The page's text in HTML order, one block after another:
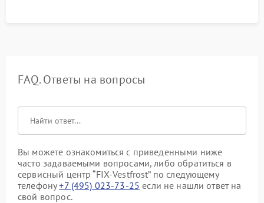
FAQ. Ответы на вопросы
Вы можете ознакомиться с приведенными ниже
часто задаваемыми вопросами, либо обратиться в
сервисный центр “FIX-Vestfrost” по следующему
телефону+7 (495) 023-73-25 если не нашли ответ на
свой вопрос.